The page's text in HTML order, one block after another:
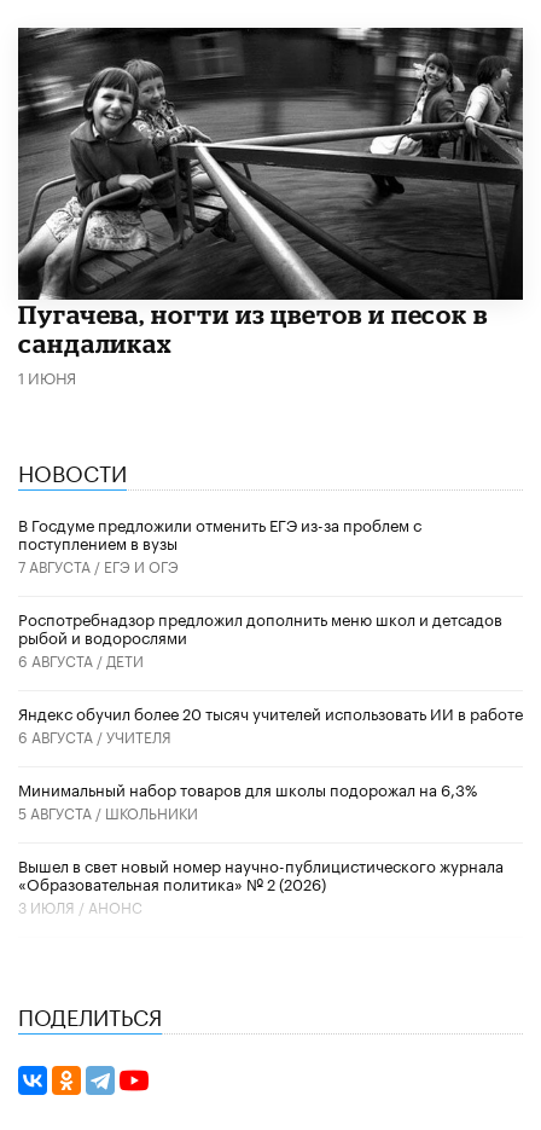
​Пугачева, ногти из цветов и песок в
сандаликах
1 ИЮНЯ
НОВОСТИ
В Госдуме предложили отменить ЕГЭ из-за проблем с
поступлением в вузы
7 АВГУСТА / ЕГЭ И ОГЭ
Роспотребнадзор предложил дополнить меню школ и детсадов
рыбой и водорослями
6 АВГУСТА / ДЕТИ
​Яндекс обучил более 20 тысяч учителей использовать ИИ в работе
6 АВГУСТА /УЧИТЕЛЯ
Минимальный набор товаров для школы подорожал на 6,3%
5 АВГУСТА / ШКОЛЬНИКИ
Вышел в свет новый номер научно-публицистического журнала
«Образовательная политика» № 2 (2026)
3 ИЮЛЯ / АНОНС
ПОДЕЛИТЬСЯ